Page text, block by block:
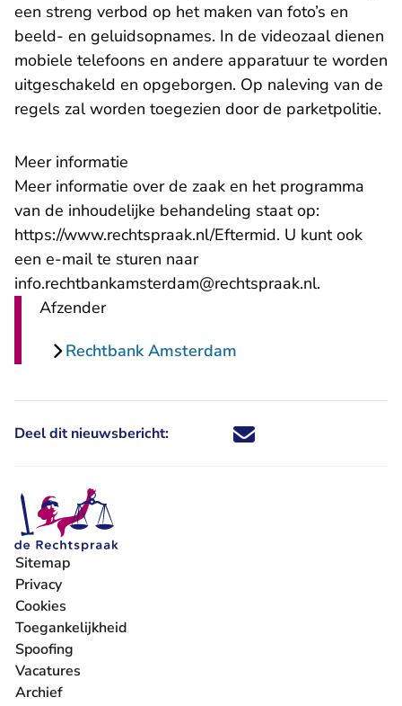
een streng verbod op het maken van foto’s en
beeld- en geluidsopnames. In de videozaal dienen
mobiele telefoons en andere apparatuur te worden
uitgeschakeld en opgeborgen. Op naleving van de
regels zal worden toegezien door de parketpolitie.
Meer informatie
Meer informatie over de zaak en het programma
van de inhoudelijke behandeling staat op:
https://www.rechtspraak.nl/Eftermid. U kunt ook
een e-mail te sturen naar
info.rechtbankamsterdam@rechtspraak.nl- U verlaat
.
Afzender
Rechtbank Amsterdam
Deel dit nieuwsbericht: Deel dit nieuwsbericht via X -
Deel dit nieuwsbericht via
Deel dit nieuwsbericht
Deel dit
Sitemap
Privacy
Cookies
Toegankelijkheid
Spoofing
Vacatures
- U verlaat Rechtspraak.nl
Archief